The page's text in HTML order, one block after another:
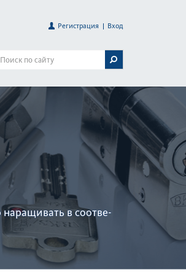
Регистрация Вход
в соотв­е­